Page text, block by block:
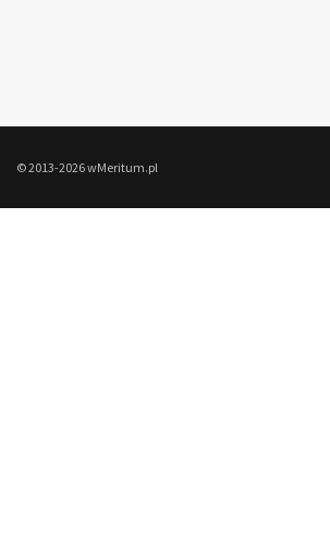
© 2013-2026 wMeritum.pl